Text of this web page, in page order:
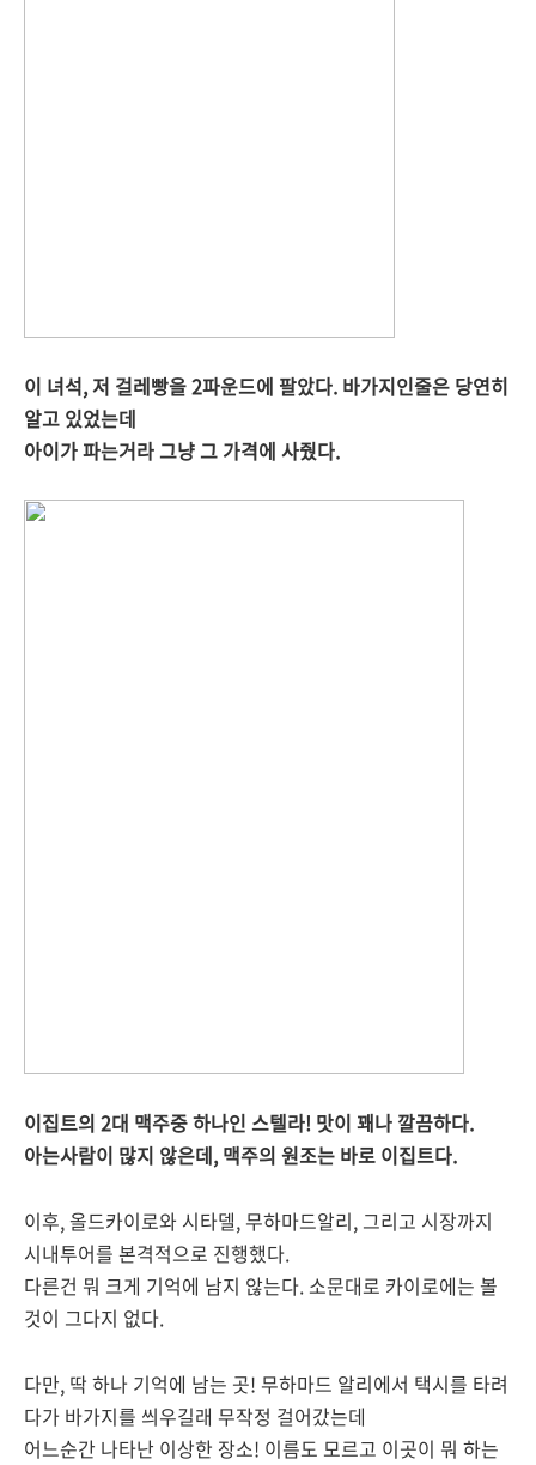
이 녀석, 저 걸레빵을 2파운드에 팔았다. 바가지인줄은 당연히
알고 있었는데
아이가 파는거라 그냥 그 가격에 사줬다.
이집트의 2대 맥주중 하나인 스텔라! 맛이 꽤나 깔끔하다.
아는사람이 많지 않은데, 맥주의 원조는 바로 이집트다.
이후, 올드카이로와 시타델, 무하마드알리, 그리고 시장까지
시내투어를 본격적으로 진행했다.
다른건 뭐 크게 기억에 남지 않는다. 소문대로 카이로에는 볼
것이 그다지 없다.
다만, 딱 하나 기억에 남는 곳! 무하마드 알리에서 택시를 타려
다가 바가지를 씌우길래 무작정 걸어갔는데
어느순간 나타난 이상한 장소! 이름도 모르고 이곳이 뭐 하는